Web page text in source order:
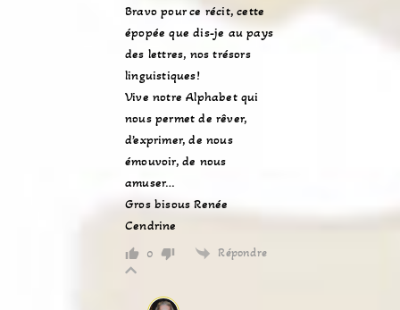
Bravo pour ce récit, cette
épopée que dis-je au pays
des lettres, nos trésors
linguistiques!
Vive notre Alphabet qui
nous permet de rêver,
d’exprimer, de nous
émouvoir, de nous
amuser…
Gros bisous Renée
Cendrine
0 Répondre